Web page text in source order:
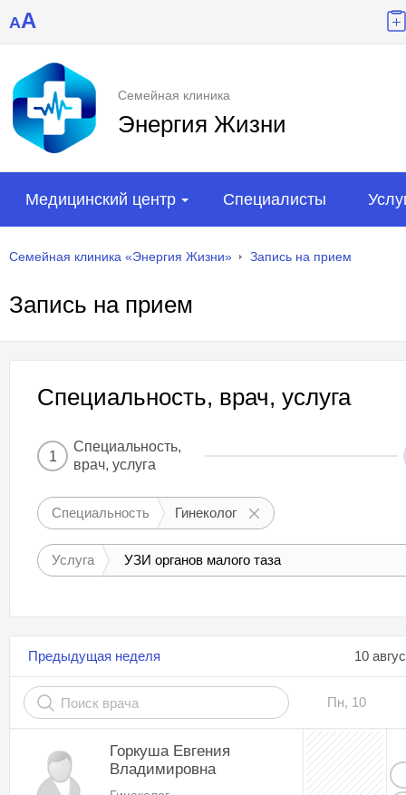
AA
Семейная клиника
Энергия Жизни
Медицинский центр Специалисты
Семейная клиника «Энергия Жизни» Запись на прием
Запись на прием
Специальность, врач, услуга
1
Специальность,
врач, услуга
Специальность Гинеколог
Услуга УЗИ органов малого таза
Предыдущая неделя 10
Пн, 10
Горкуша Евгения
Владимировна